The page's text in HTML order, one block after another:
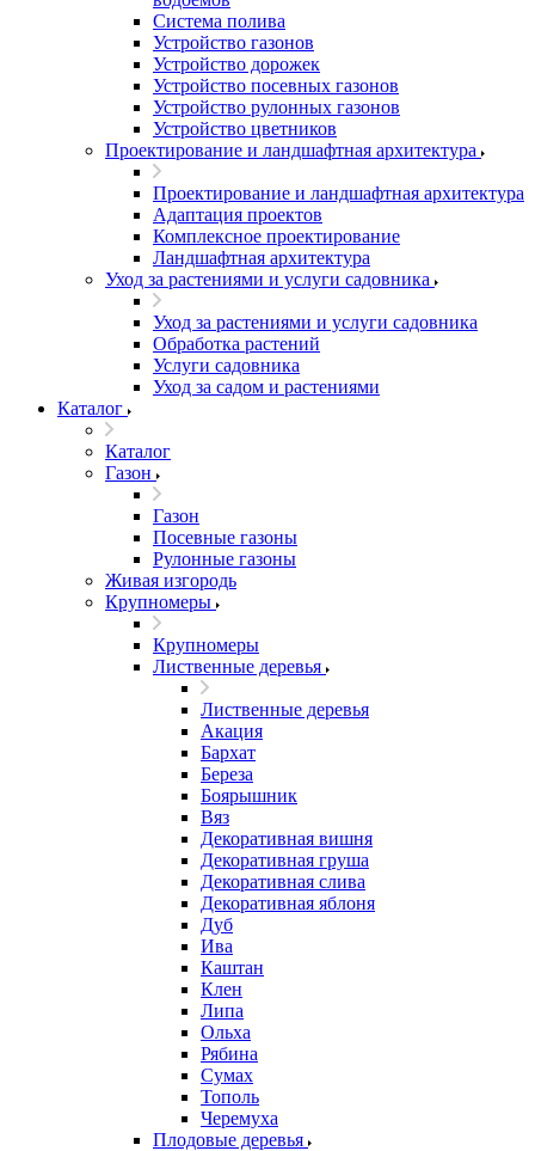
Система полива
Устройство газонов
Устройство дорожек
Устройство посевных газонов
Устройство рулонных газонов
Устройство цветников
Проектирование и ландшафтная архитектура
Проектирование и ландшафтная архитектура
Адаптация проектов
Комплексное проектирование
Ландшафтная архитектура
Уход за растениями и услуги садовника
Уход за растениями и услуги садовника
Обработка растений
Услуги садовника
Уход за садом и растениями
Каталог
Каталог
Газон
Газон
Посевные газоны
Рулонные газоны
Живая изгородь
Крупномеры
Крупномеры
Лиственные деревья
Лиственные деревья
Акация
Бархат
Береза
Боярышник
Вяз
Декоративная вишня
Декоративная груша
Декоративная слива
Декоративная яблоня
Дуб
Ива
Каштан
Клен
Липа
Ольха
Рябина
Сумах
Тополь
Черемуха
Плодовые деревья